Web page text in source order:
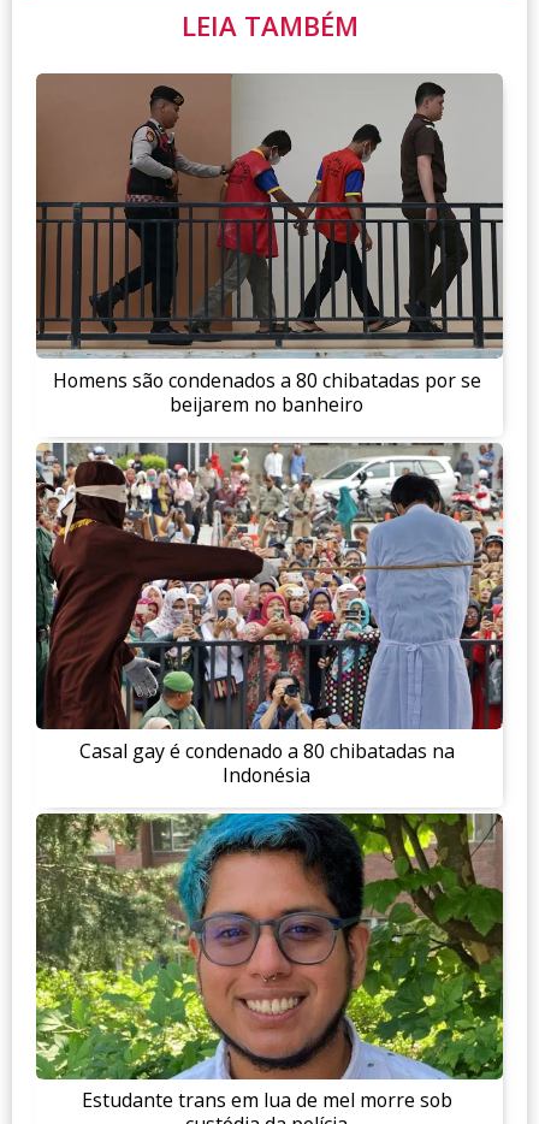
LEIA TAMBÉM
Homens são condenados a 80 chibatadas por se
beijarem no banheiro
Casal gay é condenado a 80 chibatadas na
Indonésia
Estudante trans em lua de mel morre sob